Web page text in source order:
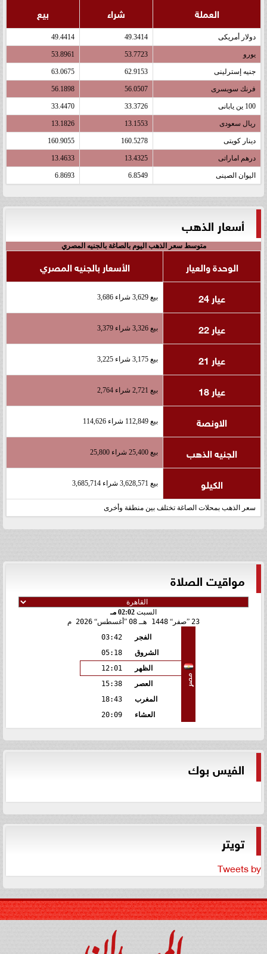
العملة شراء بيع
دولار أمريكى 49.3414
49.4414
يورو 53.7723
53.8961
جنيه إسترلينى 62.9153
63.0675
فرنك سويسرى 56.0507
56.1898
100 ين يابانى 33.3726
33.4470
ريال سعودى 13.1553
13.1826
دينار كويتى 160.5278
160.9055
درهم اماراتى 13.4325
13.4633
اليوان الصينى 6.8549
6.8693
أسعار الذهب
متوسط سعر الذهب اليوم بالصاغة بالجنيه المصري
الوحدة والعيار
الأسعار بالجنيه المصري
عيار 24
بيع 3,629 شراء 3,686
عيار 22 بيع 3,326 شراء 3,379
عيار 21 بيع 3,175 شراء 3,225
عيار 18 بيع 2,721 شراء 2,764
الاونصة بيع 112,849 شراء 114,626
الجنيه الذهب بيع 25,400 شراء 25,800
الكيلو بيع 3,628,571 شراء 3,685,714
سعر الذهب بمحلات الصاغة تختلف بين منطقة وأخرى
مواقيت الصلاة
السبت 02:02 مـ
23 صفر 1448 هـ 08 أغسطس 2026 م
مصر
الفجر
03:42
الشروق
05:18
الظهر
12:01
العصر
15:38
المغرب
18:43
العشاء
20:09
الفيس بوك
تويتر
Tweets by